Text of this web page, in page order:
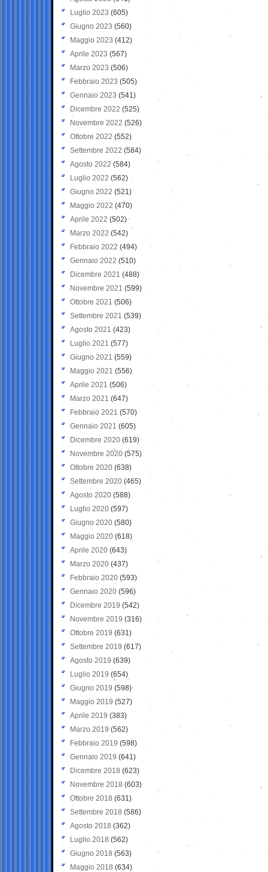
Luglio 2023 (605)
Giugno 2023 (560)
Maggio 2023 (412)
Aprile 2023 (567)
Marzo 2023 (506)
Febbraio 2023 (505)
Gennaio 2023 (541)
Dicembre 2022 (525)
Novembre 2022 (526)
Ottobre 2022 (552)
Settembre 2022 (584)
Agosto 2022 (584)
Luglio 2022 (562)
Giugno 2022 (521)
Maggio 2022 (470)
Aprile 2022 (502)
Marzo 2022 (542)
Febbraio 2022 (494)
Gennaio 2022 (510)
Dicembre 2021 (488)
Novembre 2021 (599)
Ottobre 2021 (506)
Settembre 2021 (539)
Agosto 2021 (423)
Luglio 2021 (577)
Giugno 2021(559)
Maggio 2021 (556)
Aprile 2021 (506)
Marzo 2021 (647)
Febbraio 2021 (570)
Gennaio 2021 (605)
Dicembre 2020 (619)
Novembre 2020 (575)
Ottobre 2020 (638)
Settembre 2020(465)
Agosto 2020 (588)
Luglio 2020 (597)
Giugno 2020 (580)
Maggio 2020 (618)
Aprile 2020 (643)
Marzo 2020 (437)
Febbraio 2020 (593)
Gennaio 2020 (596)
Dicembre 2019 (542)
Novembre 2019 (316)
Ottobre 2019 (631)
Settembre 2019 (617)
Agosto 2019 (639)
Luglio 2019 (654)
Giugno 2019 (598)
Maggio 2019 (527)
Aprile 2019 (383)
Marzo 2019 (562)
Febbraio 2019 (598)
Gennaio 2019 (641)
Dicembre 2018 (623)
Novembre 2018 (603)
Ottobre 2018 (631)
Settembre 2018 (586)
Agosto 2018 (362)
Luglio 2018 (562)
Giugno 2018 (563)
Maggio 2018 (634)